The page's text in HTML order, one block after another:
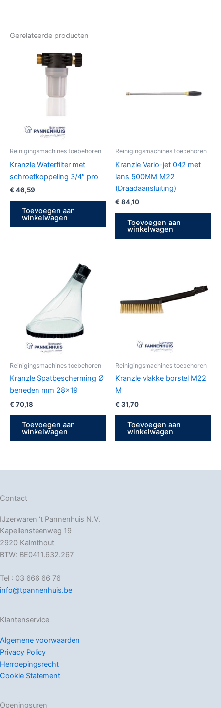
Gerelateerde producten
Reinigingsmachines toebehoren
Kranzle Waterfilter met
schroefkoppeling 3/4″ pro
€ 46,59
Toevoegen aan
winkelwagen
Reinigingsmachines toebehoren
Kranzle Vario-jet 042 met
lans 500MM M22
(Draadaansluiting)
€ 84,10
Toevoegen aan
winkelwagen
Reinigingsmachines toebehoren
Kranzle Spatbescherming Ø
beneden mm 28×19
€ 70,18
Toevoegen aan
winkelwagen
Reinigingsmachines toebehoren
Kranzle vlakke borstel M22
M
€ 31,70
Toevoegen aan
winkelwagen
Contact
IJzerwaren ‘t Pannenhuis N.V.
Kapellensteenweg 19
2920 Kalmthout
BTW: BE0411.632.267
Tel : 03 666 66 76
info@tpannenhuis.be
Klantenservice
Algemene voorwaarden
Privacy Policy
Herroepingsrecht
Cookie Statement
Openingsuren